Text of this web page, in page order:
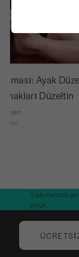
Ayak
Düzeltin
Brown
Toplumumuza
görün.